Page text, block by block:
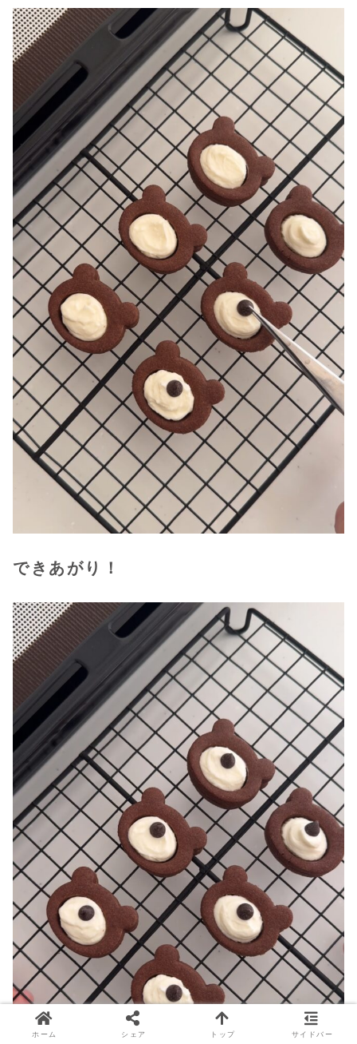
できあがり！
ホーム シェア トップ サイドバー